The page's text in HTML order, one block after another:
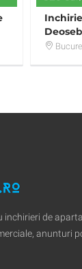
Rond
inchirieri de
anunturi